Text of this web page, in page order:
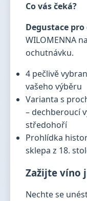
Co vás čeká?
Degustace pro
WILOMENNA
ochutnávku.
4 pečlivě
vašeho výběru
Varianta s
– dechberoucí
středohoří
Prohlídka
sklepa z 18.
Zažijte víno
Nechte se